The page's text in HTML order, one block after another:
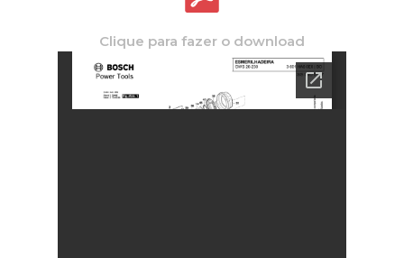
Clique para fazer o download